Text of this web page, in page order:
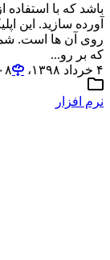
باشد که با استفاده
آورده سازید. این
روی آن ها است.
که بر رو...
۴ خرداد ۱۳۹۸،‏ ۷:۰۸
نرم افزار